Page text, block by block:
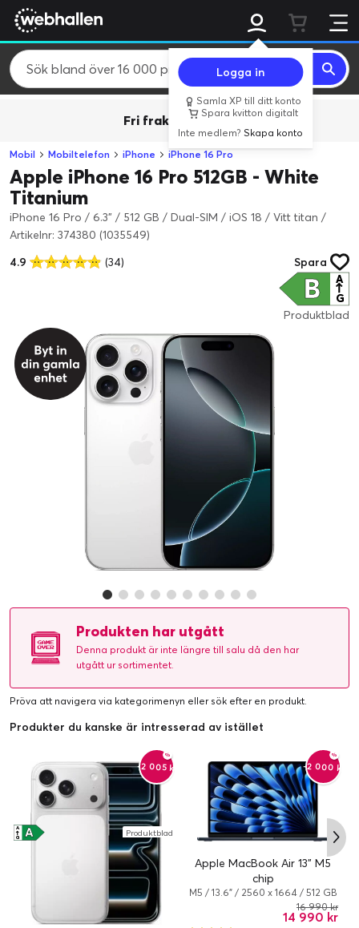
Logga in
Samla XP till ditt konto
Spara kvitton digitalt
Inte medlem?Skapa konto
Fri frakt över 800 kr.
Mobil Mobiltelefon iPhone iPhone 16 Pro
Apple iPhone 16 Pro 512GB - White
Titanium
iPhone 16 Pro / 6.3" / 512 GB / Dual-SIM / iOS 18 / Vitt titan /
Artikelnr: 374380 (1035549)
4.9
(34) Spara
B A
↑
G
Produktblad
Produkten har utgått
Denna produkt är inte längre till salu då den har
utgått ur sortimentet.
Pröva att navigera via kategorimenyn eller sök efter en produkt.
Produkter du kanske är intresserad av istället
-2 005 kr
A
A
↑
G Produktblad
-2 000 kr
Apple MacBook Air 13" M5
chip
M5 / 13.6" / 2560 x 1664 / 512 GB
/ 10-kärnor / 16 GB / Apple M5 8-
core / Midnatt14 990 kr
16 990 kr